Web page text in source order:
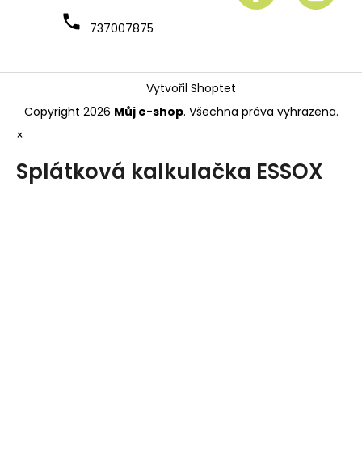
737007875
Vytvořil Shoptet
Copyright 2026 Můj e-shop. Všechna práva vyhrazena.
×
Splátková kalkulačka ESSOX